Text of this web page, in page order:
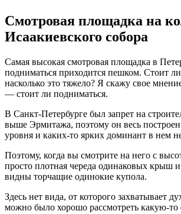
Смотровая площадка на
Исаакиевского собора
Самая высокая смотровая площадка в
подниматься приходится пешком. Стоит
насколько это тяжело? Я скажу свое
— стоит ли подниматься.
В Санкт-Петербурге был запрет на
выше Эрмитажа, поэтому он весь
уровня и каких-то ярких доминант в нем
Поэтому, когда вы смотрите на него с
просто плотная череда одинаковых крыш и
видны торчащие одинокие купола.
Здесь нет вида, от которого захватывает
можно было хорошо рассмотреть какую-